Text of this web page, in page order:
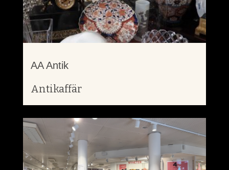
AA Antik
Antikaffär